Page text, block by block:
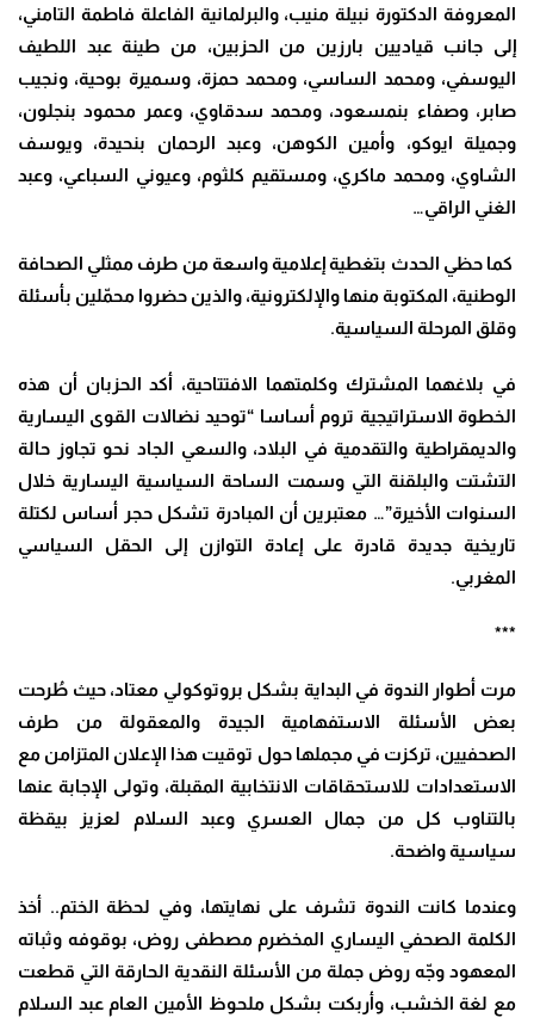
المعروفة الدكتورة نبيلة منيب، والبرلمانية الفاعلة فاطمة التامني،
إلى جانب قياديين بارزين من الحزبين، من طينة عبد اللطيف
اليوسفي، ومحمد الساسي، ومحمد حمزة، وسميرة بوحية، ونجيب
صابر، وصفاء بنمسعود، ومحمد سدقاوي،وعمر محمود بنجلون،
وجميلة ايوكو، وأمين الكوهن، وعبد الرحمان بنحيدة، ويوسف
الشاوي، ومحمد ماكري، ومستقيم كلثوم، وعيوني السباعي، وعبد
الغني الراقي…
كما حظي الحدث بتغطية إعلامية واسعة من طرف ممثلي الصحافة
الوطنية، المكتوبة منها والإلكترونية، والذين حضروا محمّلين بأسئلة
وقلق المرحلة السياسية.
في بلاغهما المشترك وكلمتهما الافتتاحية، أكد الحزبان أن هذه
الخطوة الاستراتيجية تروم أساسا “توحيد نضالات القوى اليسارية
والديمقراطية والتقدمية في البلاد، والسعي الجاد نحو تجاوز حالة
التشتت والبلقنة التي وسمت الساحة السياسية اليسارية خلال
السنوات الأخيرة”… معتبرين أن المبادرة تشكل حجر أساس لكتلة
تاريخية جديدة قادرة على إعادة التوازن إلى الحقل السياسي
المغربي.
***
مرت أطوار الندوة في البداية بشكل بروتوكولي معتاد، حيث طُرحت
بعض الأسئلة الاستفهامية الجيدة والمعقولة من طرف
الصحفيين، تركزت في مجملها حول توقيت هذا الإعلان المتزامن مع
الاستعدادات للاستحقاقات الانتخابية المقبلة، وتولى الإجابة عنها
بالتناوب كل من جمال العسري وعبد السلام لعزيز بيقظة
سياسية واضحة.
وعندما كانت الندوة تشرف على نهايتها، وفي لحظة الختم.. أخذ
الكلمة الصحفي اليساري المخضرم مصطفى روض، بوقوفه وثباته
المعهود وجّه روض جملة من الأسئلة النقدية الحارقة التي قطعت
مع لغة الخشب، وأربكت بشكل ملحوظ الأمين العام عبد السلام